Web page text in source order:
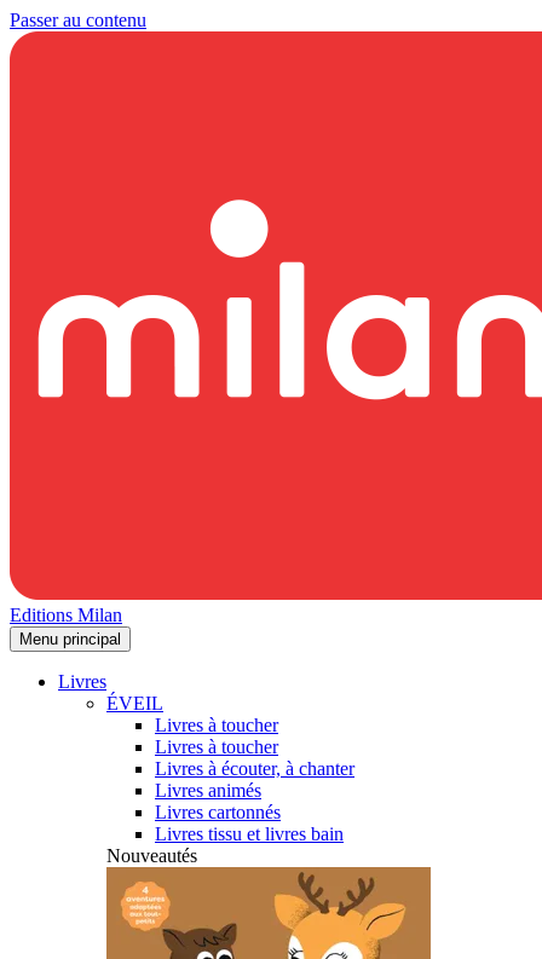
Passer au contenu
Editions Milan
Menu principal
Livres
ÉVEIL
Livres à toucher
Livres à toucher
Livres à écouter, à chanter
Livres animés
Livres cartonnés
Livres tissu et livres bain
Nouveautés